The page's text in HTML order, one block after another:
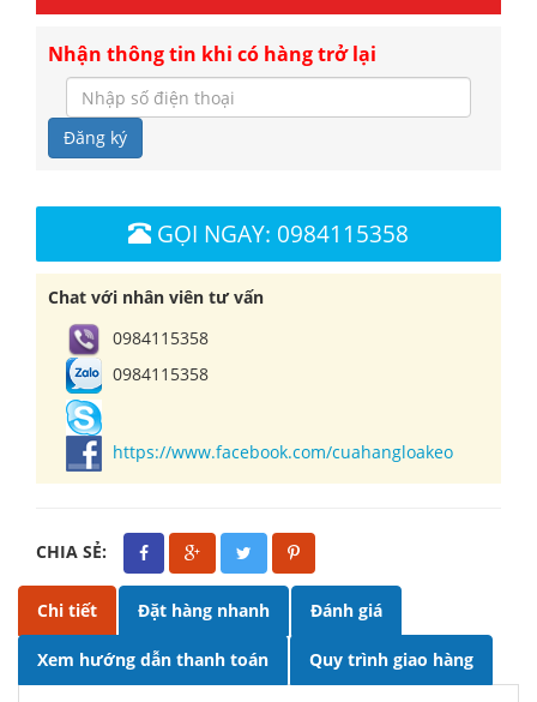
Nhận thông tin khi có hàng trở lại
Đăng ký
GỌI NGAY: 0984115358
Chat với nhân viên tư vấn
0984115358
0984115358
https://www.facebook.com/cuahangloakeo
CHIA SẺ:
Chi tiết Đặt hàng nhanh Đánh giá
Xem hướng dẫn thanh toán Quy trình giao hàng